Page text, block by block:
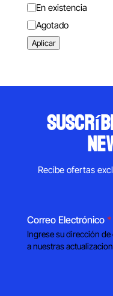
Estado
En existencia
Agotado
Aplicar
Recibe ofertas
Correo Electrónico *
Ingrese su dirección
a nuestras